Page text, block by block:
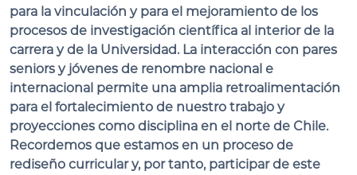
para la vinculación y para el mejoramiento de los
procesos de investigación científica al interior de la
carrera y de la Universidad. La interacción con pares
seniors y jóvenes de renombre nacional e
internacional permite una amplia retroalimentación
para el fortalecimiento de nuestro trabajo y
proyecciones como disciplina en el norte de Chile.
Recordemos que estamos en un proceso de
rediseño curricular y, por tanto, participar de este